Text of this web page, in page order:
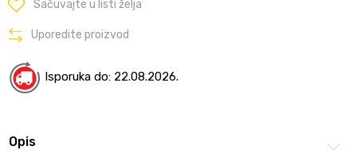
Sačuvajte u listi želja
Uporedite proizvod
Isporuka do: 22.08.2026.
Opis